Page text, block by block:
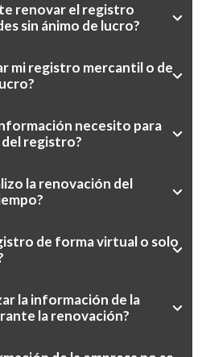
renovar el registro
sin ánimo de lucro?
mi registro mercantil o de
necesito para
registro?
la renovación del
de forma virtual o solo
la información de la
la renovación?